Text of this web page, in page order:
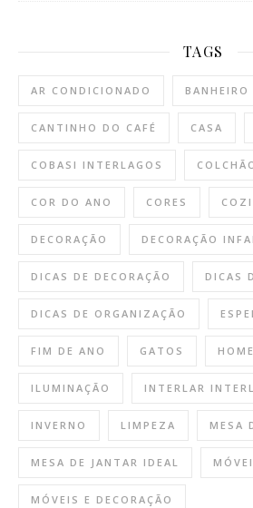
TAGS
AR CONDICIONADO BANHEIRO
CANTINHO DO CAFÉ CASA
COBASI INTERLAGOS
COR DO ANO CORES
DECORAÇÃO DECORAÇÃO
DICAS DE DECORAÇÃO DICAS
DICAS DE ORGANIZAÇÃO
FIM DE ANO GATOS
ILUMINAÇÃO INTERLAR
INVERNO LIMPEZA MESA
MESA DE JANTAR IDEAL
MÓVEIS E DECORAÇÃO